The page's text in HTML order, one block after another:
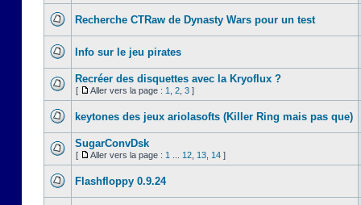
Recherche CTRaw de Dynasty Wars pour un test
Info sur le jeu pirates
Recréer des disquettes avec la Kryoflux ?
[ Aller vers la page : 1 2 3 ]
keytones des jeux ariolasofts (Killer Ring mais pas que)
SugarConvDsk
[ Aller vers la page : 1 12 13 14 ]
Flashfloppy 0.9.24